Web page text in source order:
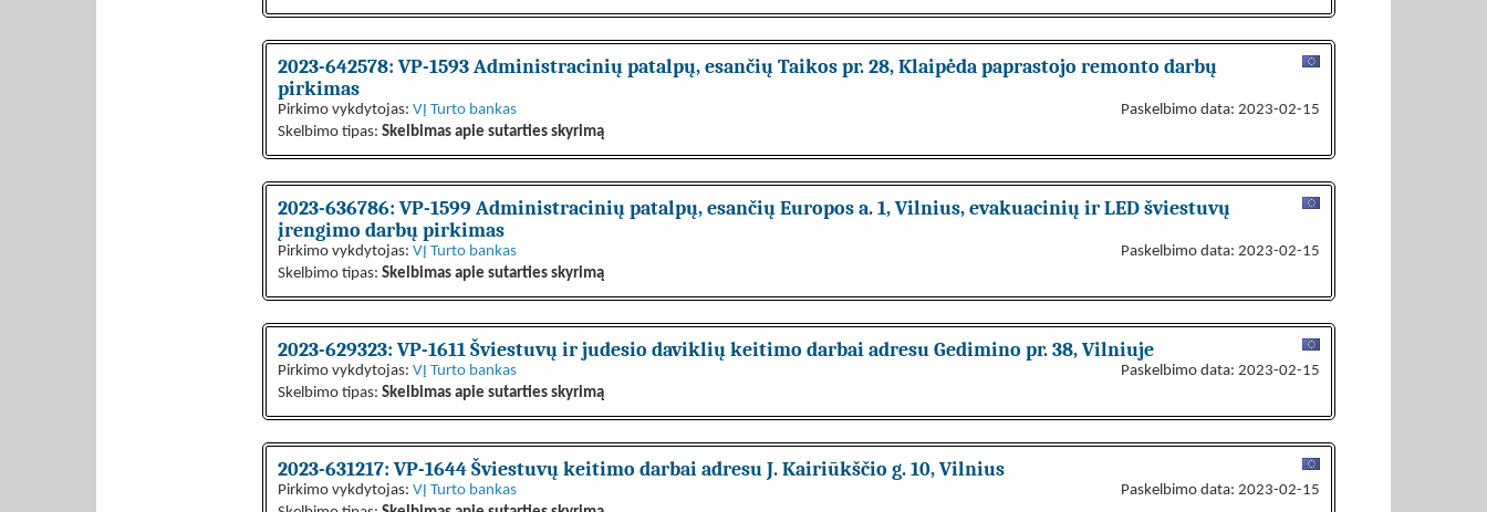
2023-642578: VP-1593 Administracinių patalpų, esančių Taikos pr. 28, Klaipėda paprastojo remonto darbų
pirkimas
Pirkimo vykdytojas: VĮ Turto bankas
Skelbimo tipas: Skelbimas apie sutarties skyrimą
Paskelbimo data: 2023-02-15
2023-636786: VP-1599 Administracinių patalpų, esančių Europos a. 1, Vilnius, evakuacinių ir LED šviestuvų
įrengimo darbų pirkimas
Pirkimo vykdytojas: VĮ Turto bankas
Skelbimo tipas: Skelbimas apie sutarties skyrimą
Paskelbimo data: 2023-02-15
2023-629323: VP-1611 Šviestuvų ir judesio daviklių keitimo darbai adresu Gedimino pr. 38, Vilniuje
Pirkimo vykdytojas: VĮ Turto bankas
Skelbimo tipas: Skelbimas apie sutarties skyrimą
Paskelbimo data: 2023-02-15
2023-631217: VP-1644 Šviestuvų keitimo darbai adresu J. Kairiūkščio g. 10, Vilnius
Pirkimo vykdytojas: VĮ Turto bankas
Paskelbimo data: 2023-02-15